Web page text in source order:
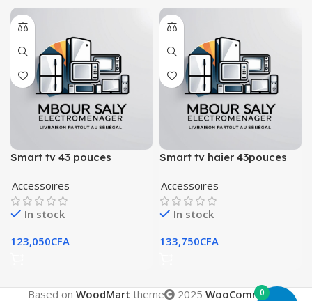
Smart tv 43 pouces
Accessoires
In stock
123,050CFA
Smart tv haier 43pouces
Accessoires
In stock
133,750CFA
Based on WoodMart theme 2025 WooCommerce
0